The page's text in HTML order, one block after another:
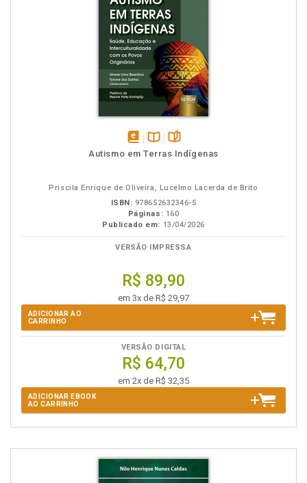
disponível
Disponível
páginas
Autismo em Terras Indígenas
Priscila Enrique de Oliveira, Lucelmo Lacerda de Brito
ISBN: 978652632346-5
Páginas: 160
Publicado em: 13/04/2026
VERSÃO IMPRESSA
R$ 89,90
em 3x de R$ 29,97
ADICIONAR AO
CARRINHO
VERSÃO DIGITAL
R$ 64,70
em 2x de R$ 32,35
ADICIONAR EBOOK
AO CARRINHO